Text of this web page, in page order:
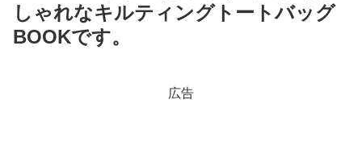
しゃれなキルティングトートバッグ
BOOKです。
広告